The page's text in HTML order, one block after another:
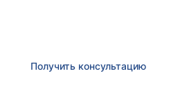
Получить консультацию